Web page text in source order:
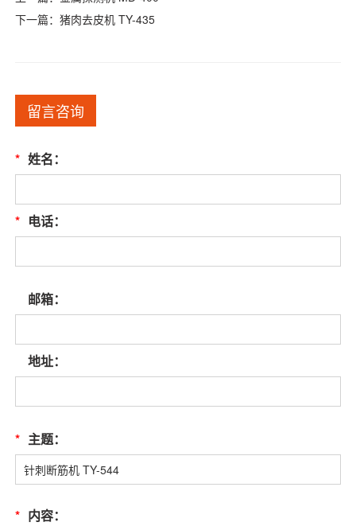
下一篇：猪肉去皮机 TY-435
留言咨询
* 姓名：
* 电话：
邮箱：
地址：
* 主题：
* 内容：